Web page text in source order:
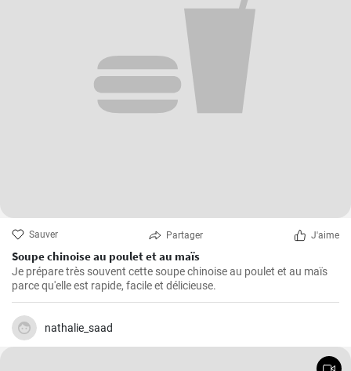
Sauver Partager J'aime
Soupe chinoise au poulet et au maïs
Je prépare très souvent cette soupe chinoise au poulet et au maïs
parce qu'elle est rapide, facile et délicieuse.
nathalie_saad